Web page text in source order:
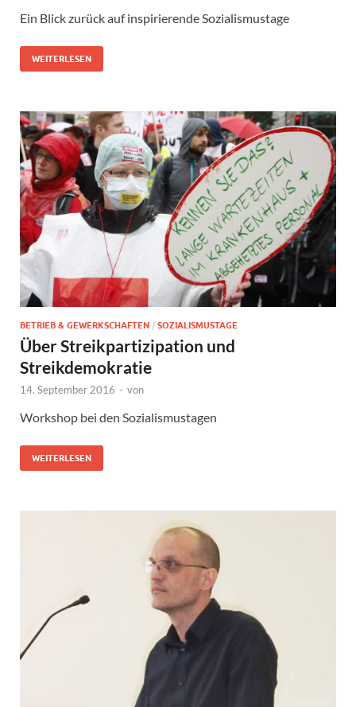
Ein Blick zurück auf inspirierende Sozialismustage
WEITERLESEN
BETRIEB & GEWERKSCHAFTEN / SOZIALISMUSTAGE
Über Streikpartizipation und
Streikdemokratie
14. September 2016 - von
Workshop bei den Sozialismustagen
WEITERLESEN